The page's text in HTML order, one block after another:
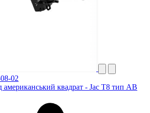
02
американський квадрат - Jac T8 тип AB